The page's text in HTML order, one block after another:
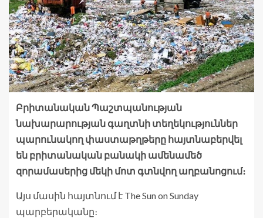
Բրիտանական Պաշտպանության
նախարարության գաղտնի տեղեկություններ
պարունակող փաստաթղթերը հայտնաբերվել
են բրիտանական բանակի ամենամեծ
զորամասերից մեկի մոտ գտնվող աղբանոցում։
Այս մասին հայտնում է The Sun on Sunday
պարբերականը։